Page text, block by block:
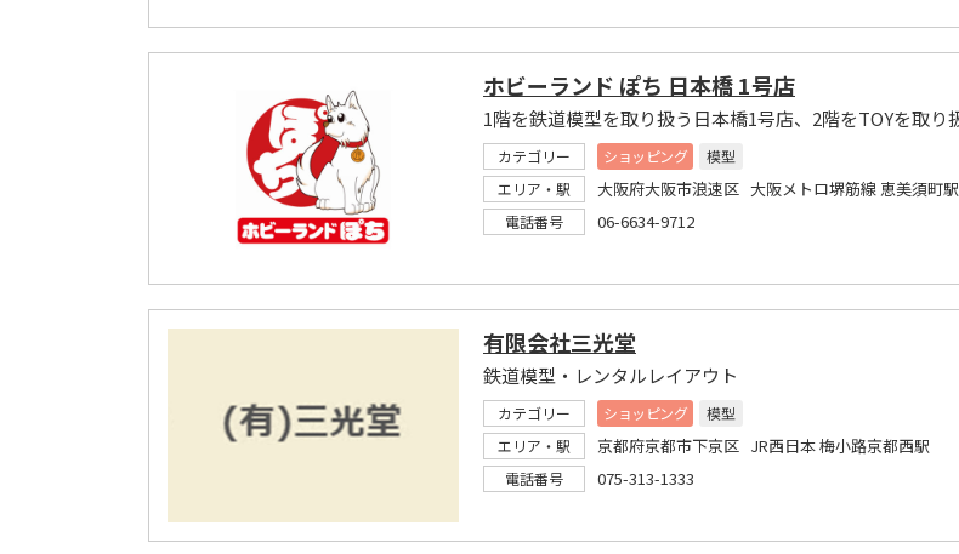
ホビーランド ぽち 日本橋 1号店
カテゴリー ショッピング
模型
エリア・駅
大阪府大阪市浪速区 大阪メトロ堺筋線 恵美須町駅
電話番号 06-6634-9712
有限会社三光堂
鉄道模型・レンタルレイアウト
カテゴリー ショッピング
模型
エリア・駅
京都府京都市下京区 JR西日本 梅小路京都西駅
電話番号 075-313-1333